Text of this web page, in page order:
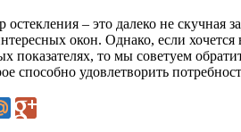
остекления – это далеко не скучная
окон. Однако, если
показателях, то мы советуем
способно удовлетворить